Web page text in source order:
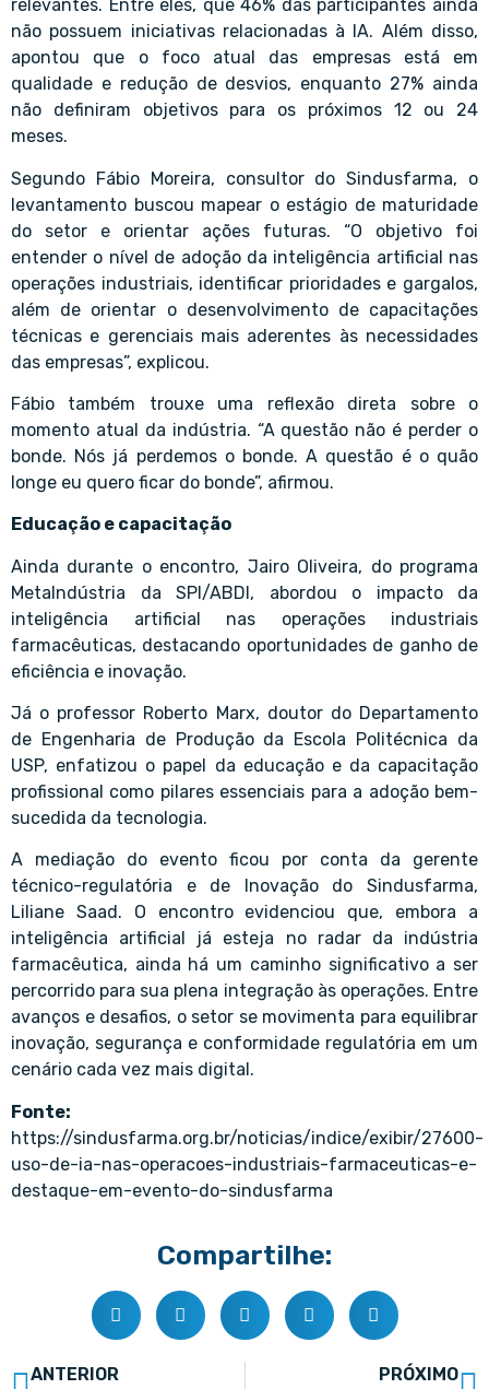
relevantes. Entre eles, que 46% das participantes ainda
não possuem iniciativas relacionadas à IA. Além disso,
apontou que o foco atual das empresas está em
qualidade e redução de desvios, enquanto 27% ainda
não definiram objetivos para os próximos 12 ou 24
meses.
Segundo Fábio Moreira, consultor do Sindusfarma, o
levantamento buscou mapear o estágio de maturidade
do setor e orientar ações futuras. “O objetivo foi
entender o nível de adoção da inteligência artificial nas
operações industriais, identificar prioridades e gargalos,
além de orientar o desenvolvimento de capacitações
técnicas e gerenciais mais aderentes às necessidades
das empresas”, explicou.
Fábio também trouxe uma reflexão direta sobre o
momento atual da indústria. “A questão não é perder o
bonde. Nós já perdemos o bonde. A questão é o quão
longe eu quero ficar do bonde”, afirmou.
Educação e capacitação
Ainda durante o encontro, Jairo Oliveira, do programa
MetaIndústria da SPI/ABDI, abordou o impacto da
inteligência artificial nas operações industriais
farmacêuticas, destacando oportunidades de ganho de
eficiência e inovação.
Já o professor Roberto Marx, doutor do Departamento
de Engenharia de Produção da Escola Politécnica da
USP, enfatizou o papel da educação e da capacitação
profissional como pilares essenciais para a adoção bem-
sucedida da tecnologia.
A mediação do evento ficou por conta da gerente
técnico-regulatória e de Inovação do Sindusfarma,
Liliane Saad. O encontro evidenciou que, embora a
inteligência artificial já esteja no radar da indústria
farmacêutica, ainda há um caminho significativo a ser
percorrido para sua plena integração às operações. Entre
avanços e desafios, o setor se movimenta para equilibrar
inovação, segurança e conformidade regulatória em um
cenário cada vez mais digital.
Fonte:
https://sindusfarma.org.br/noticias/indice/exibir/27600-
uso-de-ia-nas-operacoes-industriais-farmaceuticas-e-
destaque-em-evento-do-sindusfarma
Compartilhe:
ANTERIOR PRÓXIMO